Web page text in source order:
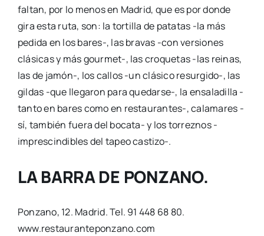
faltan, por lo menos en Madrid, que es por donde
gira esta ruta, son: la tortilla de patatas -la más
pedida en los bares-, las bravas -con versiones
clásicas y más gourmet-, las croquetas -las reinas,
las de jamón-, los callos -un clásico resurgido-, las
gildas -que llegaron para quedarse-, la ensaladilla -
tanto en bares como en restaurantes-, calamares -
sí, también fuera del bocata- y los torreznos -
imprescindibles del tapeo castizo-.
LA BARRA DE PONZANO.
Ponzano, 12. Madrid. Tel. 91 448 68 80.
www.restauranteponzano.com